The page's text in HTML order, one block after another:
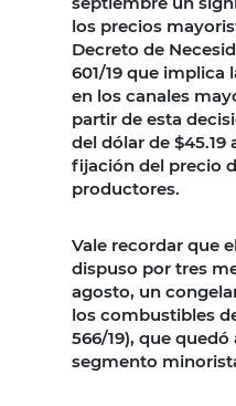
los precios
Decreto de
601/19 que implica
en los canales
partir de esta
del dólar de $45.19
fijación del precio
productores.
Vale recordar que
dispuso por tres
agosto, un
los combustibles
566/19), que
segmento